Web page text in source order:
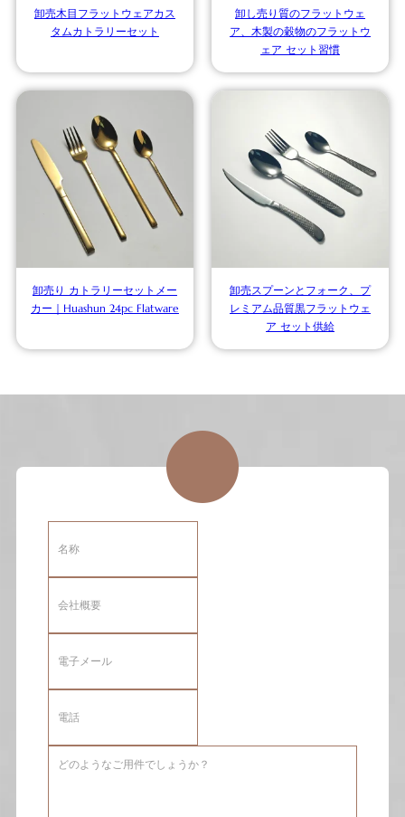
卸売木目フラットウェアカス
タムカトラリーセット
卸し売り質のフラットウェ
ア、木製の穀物のフラットウ
ェア セット習慣
卸売り カトラリーセットメー
カー｜Huashun 24pc Flatware
卸売スプーンとフォーク、プ
レミアム品質黒フラットウェ
ア セット供給